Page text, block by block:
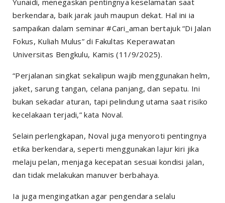
berkendara, baik jarak jauh maupun dekat. Hal ini ia
sampaikan dalam seminar #Cari_aman bertajuk “Di Jalan
Fokus, Kuliah Mulus” di Fakultas Keperawatan
Universitas Bengkulu, Kamis (11/9/2025).
“Perjalanan singkat sekalipun wajib menggunakan helm,
jaket, sarung tangan, celana panjang, dan sepatu. Ini
bukan sekadar aturan, tapi pelindung utama saat risiko
kecelakaan terjadi,” kata Noval.
Selain perlengkapan, Noval juga menyoroti pentingnya
etika berkendara, seperti menggunakan lajur kiri jika
melaju pelan, menjaga kecepatan sesuai kondisi jalan,
dan tidak melakukan manuver berbahaya.
Ia juga mengingatkan agar pengendara selalu